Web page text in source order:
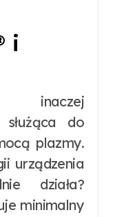
i
inaczej
do
plazmy.
urządzenia
działa?
minimalny